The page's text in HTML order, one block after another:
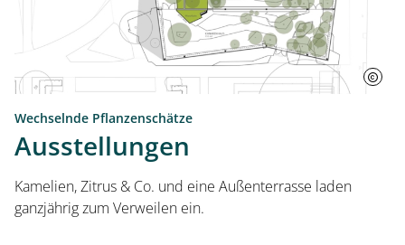
Startseite
Wechselnde Pflanzenschätze
Ausstellungen
Kamelien, Zitrus & Co. und eine Außenterrasse laden
ganzjährig zum Verweilen ein.